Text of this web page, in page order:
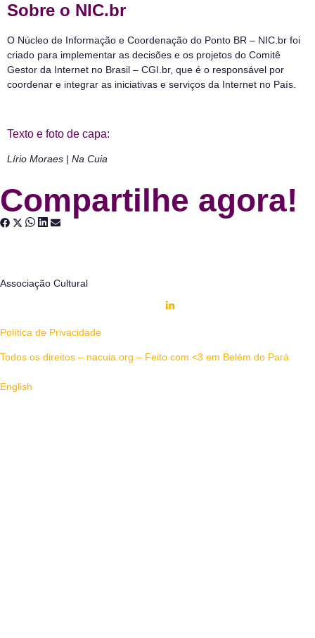
Sobre o NIC.br
O Núcleo de Informação e Coordenação do Ponto BR – NIC.br foi
criado para implementar as decisões e os projetos do Comitê
Gestor da Internet no Brasil – CGI.br, que é o responsável por
coordenar e integrar as iniciativas e serviços da Internet no País.
Texto e foto de capa:
Lírio Moraes | Na Cuia
Compartilhe agora!
Associação Cultural
Política de Privacidade
Todos os direitos – nacuia.org – Feito com <3 em Belém do Pará
English